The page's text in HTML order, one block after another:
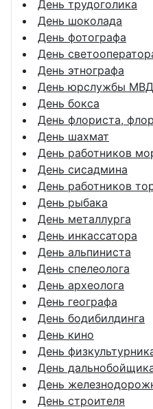
День трудоголика
День шоколада
День фотографа
День
День этнографа
День юрслужбы МВД
День бокса
День флориста,
День шахмат
День работников
День сисадмина
День работников
День рыбака
День металлурга
День инкассатора
День альпиниста
День спелеолога
День археолога
День географа
День бодибилдинга
День кино
День
День
День
День строителя